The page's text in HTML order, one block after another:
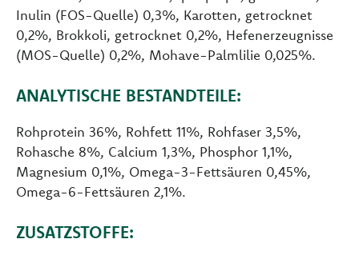
Inulin (FOS-Quelle) 0,3%, Karotten, getrocknet
0,2%, Brokkoli, getrocknet 0,2%, Hefenerzeugnisse
(MOS-Quelle) 0,2%, Mohave-Palmlilie 0,025%.
ANALYTISCHE BESTANDTEILE:
Rohprotein 36%, Rohfett 11%, Rohfaser 3,5%,
Rohasche 8%, Calcium 1,3%, Phosphor 1,1%,
Magnesium 0,1%, Omega-3-Fettsäuren 0,45%,
Omega-6-Fettsäuren 2,1%.
ZUSATZSTOFFE: